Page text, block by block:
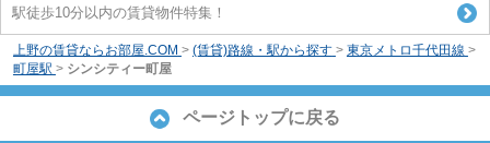
駅徒歩10分以内の賃貸物件特集！
上野の賃貸ならお部屋.COM > (賃貸)路線・駅から探す > 東京メトロ千代田線 >
町屋駅 > シンシティー町屋
ページトップに戻る